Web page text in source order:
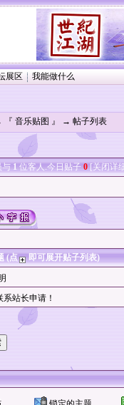
展区 我能做什么
『 音乐贴图 』 → 帖子列表
与1位客人.今日贴子0[关闭详
(点 即可展开贴子列表)
站长申请！